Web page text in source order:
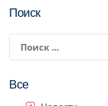
Поиск
Все